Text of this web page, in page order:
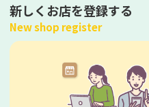
新しくお店を登録する
New shop register